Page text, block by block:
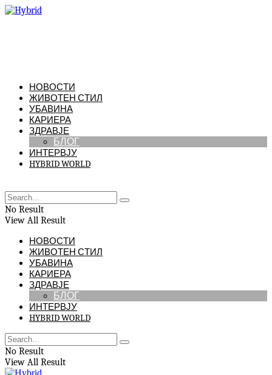
НОВОСТИ
ЖИВОТЕН СТИЛ
УБАВИНА
КАРИЕРА
ЗДРАВЈЕ
БЛОГ
ИНТЕРВЈУ
HYBRID WORLD
No Result
View All Result
НОВОСТИ
ЖИВОТЕН СТИЛ
УБАВИНА
КАРИЕРА
ЗДРАВЈЕ
БЛОГ
ИНТЕРВЈУ
HYBRID WORLD
No Result
View All Result